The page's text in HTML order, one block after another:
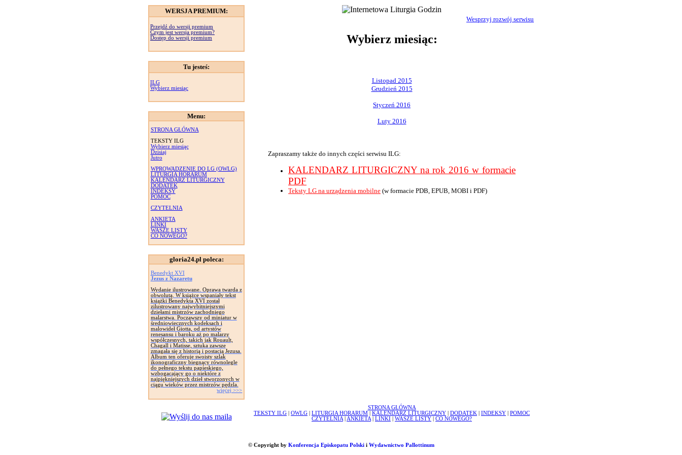
WERSJA PREMIUM:
Przejdź do wersji premium
Czym jest wersja premium?
Dostęp do wersji premium
Tu jesteś:
ILG
Wybierz miesiąc
Menu:
STRONA GŁÓWNA
TEKSTY ILG
Wybierz miesiąc
Dzisiaj
Jutro
WPROWADZENIE DO LG (OWLG)
LITURGIA HORARUM
KALENDARZ LITURGICZNY
DODATEK
INDEKSY
POMOC
CZYTELNIA
ANKIETA
LINKI
WASZE LISTY
CO NOWEGO?
gloria24.pl poleca:
Benedykt XVI
Jezus z Nazaretu
Wydanie ilustrowane. Oprawa twarda z
obwolutą. W książce wspaniały tekst
książki Benedykta XVI został
zilustrowany najwybitniejszymi
dziełami mistrzów zachodniego
malarstwa. Począwszy od miniatur w
średniowiecznych kodeksach i
malowideł Giotta, od artystów
renesansu i baroku aż po malarzy
współczesnych, takich jak Rouault,
Chagall i Matisse, sztuka zawsze
zmagała się z historią i postacią Jezusa.
Album ten oferuje swoisty szlak
ikonograficzny biegnący równolegle
do pełnego tekstu papieskiego,
wzbogacający go o niektóre z
najpiękniejszych dzieł stworzonych w
ciągu wieków przez mistrzów pędzla.
więcej >>>
Wesprzyj rozwój serwisu
Wybierz miesiąc:
Listopad 2015
Grudzień 2015
Styczeń 2016
Luty 2016
Zapraszamy także do innych części serwisu ILG:
KALENDARZ LITURGICZNY na rok 2016 w formacie
PDF
Teksty LG na urządzenia mobilne (w formacie PDB, EPUB, MOBI i PDF)
STRONA GŁÓWNA
TEKSTY ILG
OWLG LITURGIA HORARUM KALENDARZ LITURGICZNY DODATEK INDEKSY
POMOC
CZYTELNIA
ANKIETA LINKI WASZE LISTY CO NOWEGO?
© Copyright by Konferencja Episkopatu Polskii Wydawnictwo Pallottinum